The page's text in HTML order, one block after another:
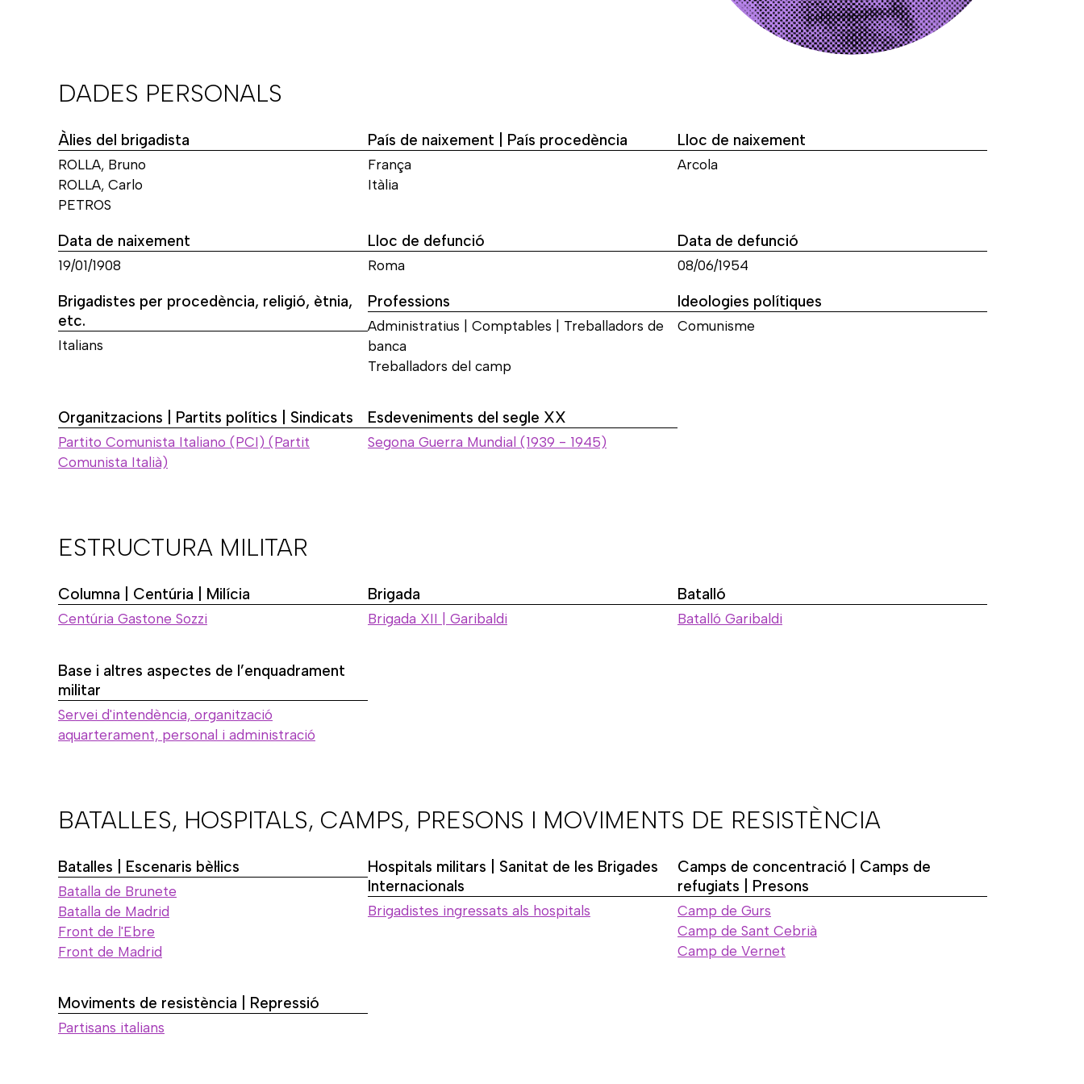
DADES PERSONALS
Àlies del brigadista
ROLLA, Bruno
ROLLA, Carlo
PETROS
País de naixement | País procedència
França
Itàlia
Lloc de naixement
Arcola
Data de naixement
19/01/1908
Lloc de defunció
Roma
Data de defunció
08/06/1954
Brigadistes per procedència, religió, ètnia,
etc.
Italians
Professions
Administratius | Comptables | Treballadors de
banca
Treballadors del camp
Ideologies polítiques
Comunisme
Organitzacions | Partits polítics | Sindicats
Partito Comunista Italiano (PCI) (Partit
Comunista Italià)
Esdeveniments del segle XX
Segona Guerra Mundial (1939 - 1945)
ESTRUCTURA MILITAR
Columna | Centúria | Milícia
Centúria Gastone Sozzi
Brigada
Brigada XII | Garibaldi
Batalló
Batalló Garibaldi
Base i altres aspectes de l’enquadrament
militar
Servei d'intendència, organització
aquarterament, personal i administració
BATALLES, HOSPITALS, CAMPS, PRESONS I MOVIMENTS DE RESISTÈNCIA
Batalles | Escenaris bèl·lics
Batalla de Brunete
Batalla de Madrid
Front de l'Ebre
Front de Madrid
Hospitals militars | Sanitat de les Brigades
Internacionals
Brigadistes ingressats als hospitals
Camps de concentració | Camps de
refugiats | Presons
Camp de Gurs
Camp de Sant Cebrià
Camp de Vernet
Moviments de resistència | Repressió
Partisans italians